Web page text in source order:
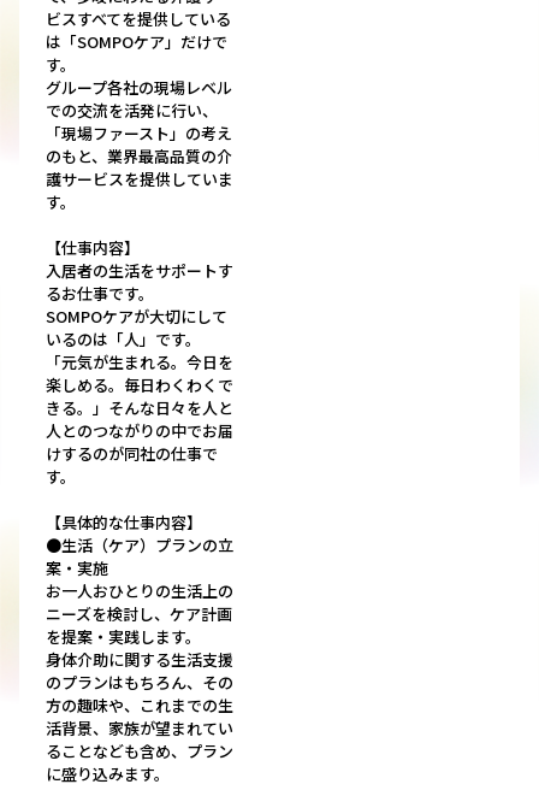
ビスすべてを提供している
は「SOMPOケア」だけで
す。
グループ各社の現場レベル
での交流を活発に行い、
「現場ファースト」の考え
のもと、業界最高品質の介
護サービスを提供していま
す。
【仕事内容】
入居者の生活をサポートす
るお仕事です。
SOMPOケアが大切にして
いるのは「人」です。
「元気が生まれる。今日を
楽しめる。毎日わくわくで
きる。」そんな日々を人と
人とのつながりの中でお届
けするのが同社の仕事で
す。
【具体的な仕事内容】
●生活（ケア）プランの立
案・実施
お一人おひとりの生活上の
ニーズを検討し、ケア計画
を提案・実践します。
身体介助に関する生活支援
のプランはもちろん、その
方の趣味や、これまでの生
活背景、家族が望まれてい
ることなども含め、プラン
に盛り込みます。